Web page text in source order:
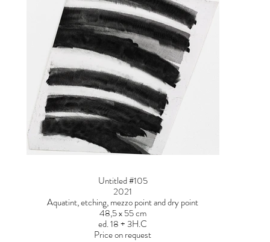
Untitled #105
2021
Aquatint, etching, mezzo point and dry point
48,5 x 55 cm
ed. 18 + 3H.C
Price on request